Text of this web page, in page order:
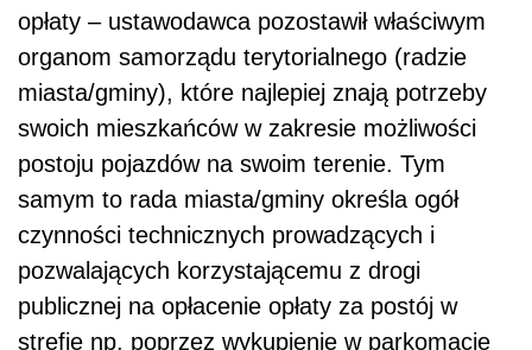
opłaty – ustawodawca pozostawił właściwym
organom samorządu terytorialnego (radzie
miasta/gminy), które najlepiej znają potrzeby
swoich mieszkańców w zakresie możliwości
postoju pojazdów na swoim terenie. Tym
samym to rada miasta/gminy określa ogół
czynności technicznych prowadzących i
pozwalających korzystającemu z drogi
publicznej na opłacenie opłaty za postój w
strefie np. poprzez wykupienie w parkomacie